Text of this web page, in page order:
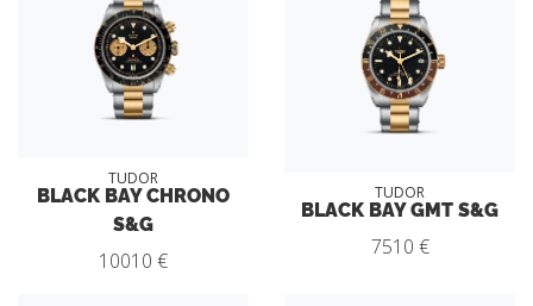
TUDOR
BLACK BAY CHRONO
S&G
10010 €
TUDOR
BLACK BAY GMT S&G
7510 €